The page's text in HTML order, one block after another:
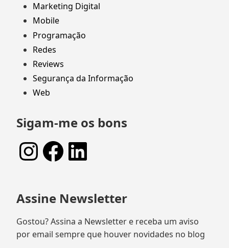
Marketing Digital
Mobile
Programação
Redes
Reviews
Segurança da Informação
Web
Sigam-me os bons
InstagramFacebookLinkedIn
Assine Newsletter
Gostou? Assina a Newsletter e receba um aviso
por email sempre que houver novidades no blog